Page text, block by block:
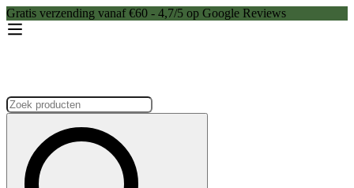
Gratis verzending vanaf €60 - 4,7/5 op Google Reviews
Zoeken: